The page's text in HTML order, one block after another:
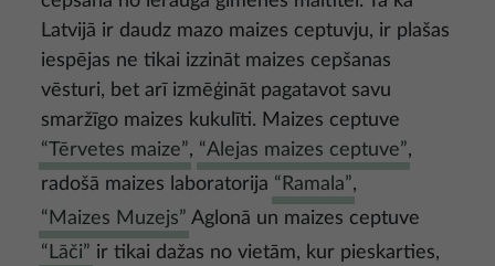
Latvijā ir daudz mazo maizes ceptuvju, ir plašas
iespējas ne tikai izzināt maizes cepšanas
vēsturi, bet arī izmēģināt pagatavot savu
smaržīgo maizes kukulīti. Maizes ceptuve
“Tērvetes maize”, “Alejas maizes ceptuve”,
radošā maizes laboratorija “Ramala”,
“Maizes Muzejs” Aglonā un maizes ceptuve
“Lāči” ir tikai dažas no vietām, kur pieskarties,